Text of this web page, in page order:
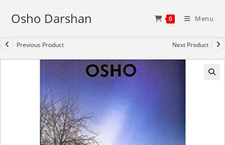
Osho Darshan 0 Menu
Previous Product Next Product